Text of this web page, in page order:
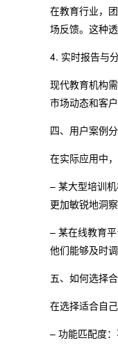
在教育行业，
场反馈。这种
4. 实时报告与
现代教育机构
市场动态和客
四、用户案例
在实际应用中
– 某大型培训
更加敏锐地洞察
– 某在线教育
他们能够及时
五、如何选择
在选择适合自
– 功能匹配度